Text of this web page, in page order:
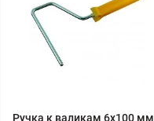
Ручка к валикам 6x100 мм